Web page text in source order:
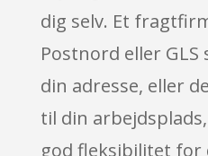
dig selv. Et
Postnord eller
din adresse, eller
til din
god fleksibilitet for